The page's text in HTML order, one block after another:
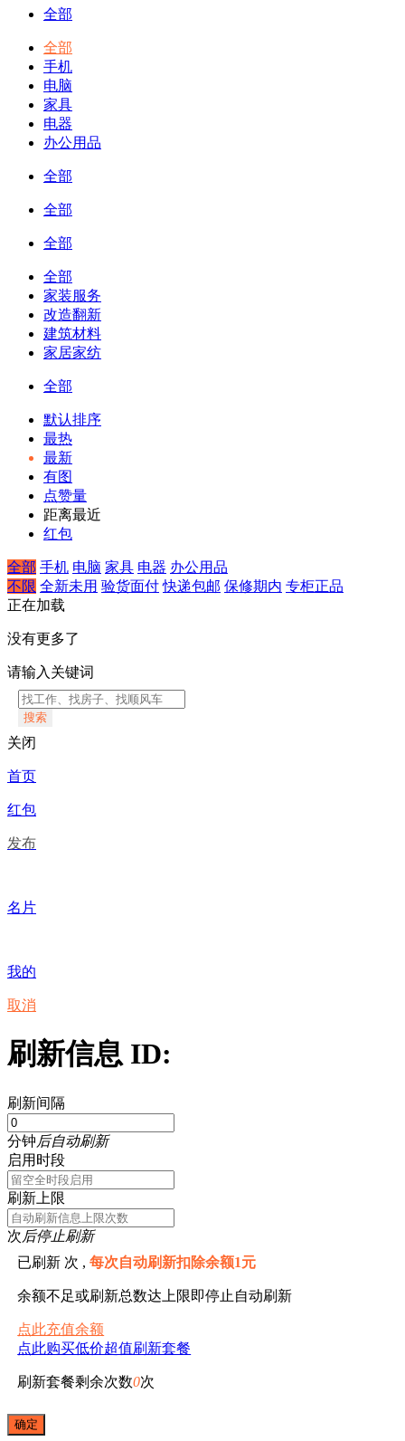
全部
全部
手机
电脑
家具
电器
办公用品
全部
全部
全部
全部
家装服务
改造翻新
建筑材料
家居家纺
全部
默认排序
最热
最新
有图
点赞量
距离最近
红包
全部 手机 电脑 家具 电器 办公用品
不限 全新未用 验货面付 快递包邮 保修期内 专柜正品
正在加载
没有更多了
请输入关键词
搜索
关闭
首页
红包
发布
名片
我的
取消
刷新信息 ID:
刷新间隔
分钟后自动刷新
启用时段
刷新上限
次后停止刷新
已刷新 次 ,每次自动刷新扣除余额1元
余额不足或刷新总数达上限即停止自动刷新
点此充值余额
点此购买低价超值刷新套餐
刷新套餐剩余次数0次